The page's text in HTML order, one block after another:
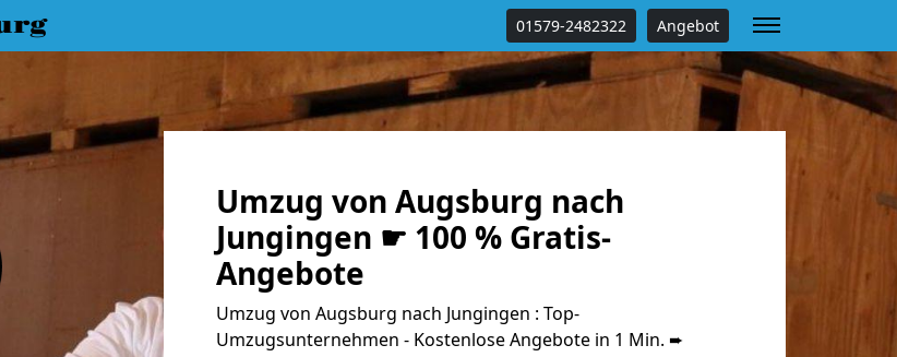
01579-2482322 Angebot
Umzug von Augsburg nach
Jungingen ☛ 100 % Gratis-
Angebote
Umzug von Augsburg nach Jungingen : Top-
Umzugsunternehmen - Kostenlose Angebote in 1 Min. ➨